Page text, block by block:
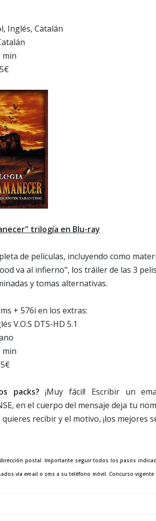
Inglés, Catalán
min
trilogía en Blu-ray
de películas, incluyendo como
va al infierno", los tráiler de las 3
y tomas alternativas.
+ 576i en los extras:
V.O.S DTS-HD 5.1
min
packs? ¡Muy fácil! Escribir un
en el cuerpo del mensaje deja tu
recibir y el motivo, ¡los mejores
postal. Importante seguir todos los pasos
vía email o sms a su teléfono móvil. Concurso vigente